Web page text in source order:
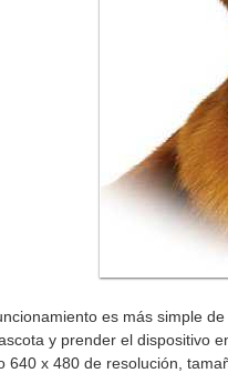
es más simple
y prender el dispositivo
640 x 480 de resolución,